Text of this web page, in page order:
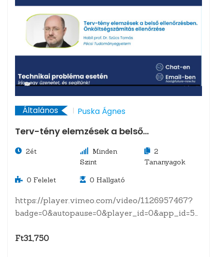
Általános Puska Ágnes
Terv-tény elemzések a belső
ellenőrzése
2ét
Minden
Szint
2
Tananyagok
0 Felelet 0 Hallgató
https://player.vimeo.com/video/1126957467?
badge=0&autopause=0&player_id=0&app_id=58479
Bevezetés a terv-tény elemzésbe• A terv-tény
Ft31,750